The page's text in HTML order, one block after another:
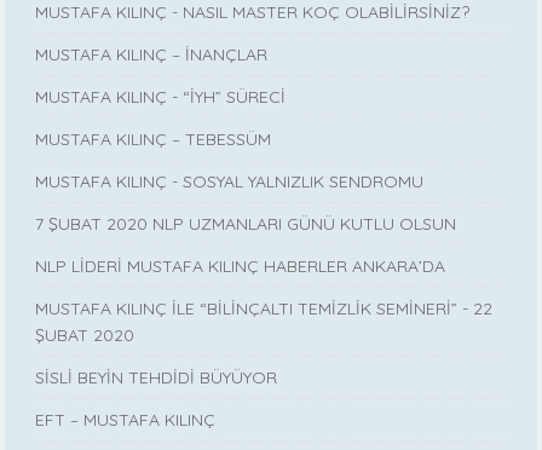
MUSTAFA KILINÇ - NASIL MASTER KOÇ OLABİLİRSİNİZ?
MUSTAFA KILINÇ – İNANÇLAR
MUSTAFA KILINÇ - “İYH” SÜRECİ
MUSTAFA KILINÇ – TEBESSÜM
MUSTAFA KILINÇ - SOSYAL YALNIZLIK SENDROMU
7 ŞUBAT 2020 NLP UZMANLARI GÜNÜ KUTLU OLSUN
NLP LİDERİ MUSTAFA KILINÇ HABERLER ANKARA’DA
MUSTAFA KILINÇ İLE “BİLİNÇALTI TEMİZLİK SEMİNERİ” - 22
ŞUBAT 2020
SİSLİ BEYİN TEHDİDİ BÜYÜYOR
EFT – MUSTAFA KILINÇ